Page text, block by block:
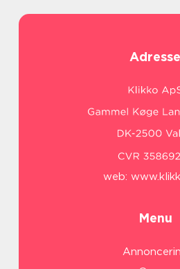
Adresse
web:
Menu